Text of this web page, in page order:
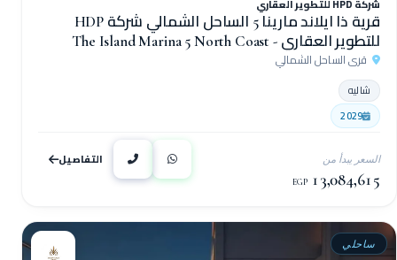
شركة HPD للتطوير العقاري
قرية ذا ايلاند مارينا 5 الساحل الشمالي شركة HDP
للتطوير العقاري - The Island Marina 5 North Coast
Village
قرى الساحل الشمالي
شاليه
2029
السعر يبدأ من
13,084,615
EGP
التفاصيل
ساحلي